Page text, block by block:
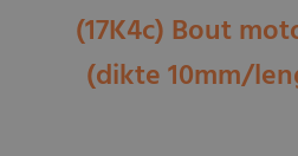
(17K4c) Bout
(dikte 10mm/